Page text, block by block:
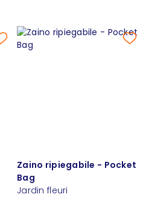
Zaino ripiegabile - Pocket
Bag
Jardin fleuri